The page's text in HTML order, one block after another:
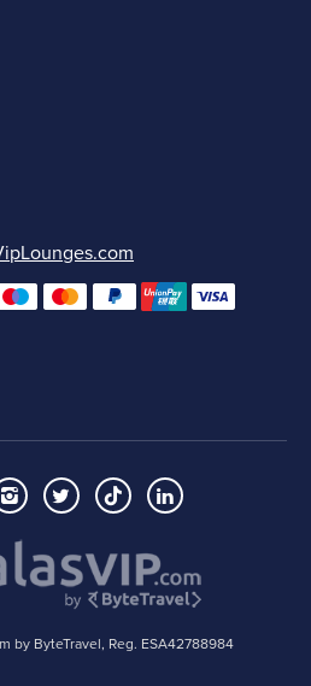
by ByteTravel, Reg. ESA42788984